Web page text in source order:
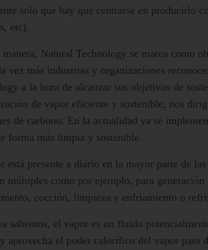
solo que hay que centrarse en producirlo
etc).
manera, Natural Technology se marca como
vez más industrias y organizaciones
a la hora de alcanzar sus objetivos de
de vapor eficiente y sostenible, nos
de carbono. En la actualidad ya se
forma más limpia y sostenible.
está presente a diario en la mayor parte de
múltiples como por ejemplo, para
cocción, limpieza y enfriamiento o
sabemos, el vapor es un fluido
aprovecha el poder calorífico del vapor para